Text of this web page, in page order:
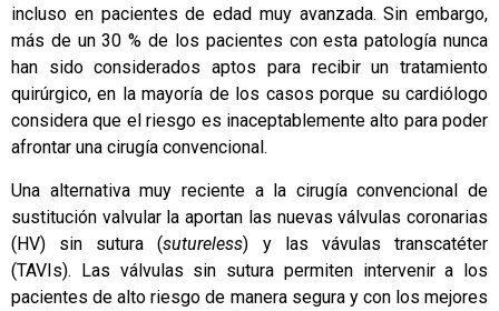
incluso en pacientes de edad muy avanzada. Sin embargo,
más de un 30 % de los pacientes con esta patología nunca
han sido considerados aptos para recibir un tratamiento
quirúrgico, en la mayoría de los casos porque su cardiólogo
considera que el riesgo es inaceptablemente alto para poder
afrontar una cirugía convencional.
Una alternativa muy reciente a la cirugía convencional de
sustitución valvular la aportan las nuevas válvulas coronarias
(HV) sin sutura (sutureless) y las vávulas transcatéter
(TAVIs). Las válvulas sin sutura permiten intervenir a los
pacientes de alto riesgo de manera segura y con los mejores